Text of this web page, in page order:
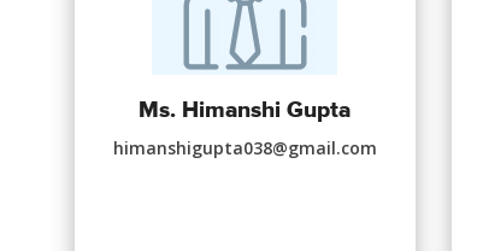
Ms. Himanshi Gupta
himanshigupta038@gmail.com